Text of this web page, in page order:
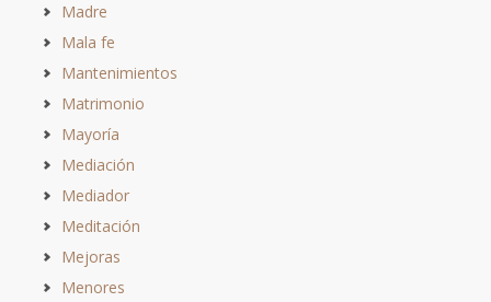
Madre
Mala fe
Mantenimientos
Matrimonio
Mayoría
Mediación
Mediador
Meditación
Mejoras
Menores